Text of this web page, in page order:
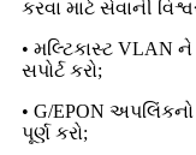
કરવા માટે સેવાની
• મલ્ટિકાસ્ટ VLAN ને
સપોર્ટ કરો;
• G/EPON
પૂર્ણ કરો;